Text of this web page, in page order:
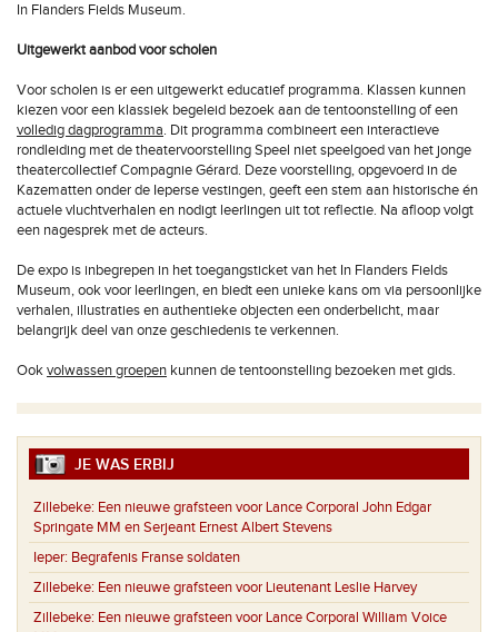
In Flanders Fields Museum.
Uitgewerkt aanbod voor scholen
Voor scholen is er een uitgewerkt educatief programma. Klassen kunnen
kiezen voor een klassiek begeleid bezoek aan de tentoonstelling of een
volledig dagprogramma. Dit programma combineert een interactieve
rondleiding met de theatervoorstelling Speel niet speelgoed van het jonge
theatercollectief Compagnie Gérard. Deze voorstelling, opgevoerd in de
Kazematten onder de Ieperse vestingen, geeft een stem aan historische én
actuele vluchtverhalen en nodigt leerlingen uit tot reflectie. Na afloop volgt
een nagesprek met de acteurs.
De expo is inbegrepen in het toegangsticket van het In Flanders Fields
Museum, ook voor leerlingen, en biedt een unieke kans om via persoonlijke
verhalen, illustraties en authentieke objecten een onderbelicht, maar
belangrijk deel van onze geschiedenis te verkennen.
Ookvolwassen groepen kunnen de tentoonstelling bezoeken met gids.
JE WAS ERBIJ
Zillebeke: Een nieuwe grafsteen voor Lance Corporal John Edgar
Springate MM en Serjeant Ernest Albert Stevens
Ieper: Begrafenis Franse soldaten
Zillebeke: Een nieuwe grafsteen voor Lieutenant Leslie Harvey
Zillebeke: Een nieuwe grafsteen voor Lance Corporal William Voice